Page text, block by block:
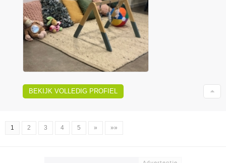
BEKIJK VOLLEDIG PROFIEL
1 2 3 4 5 » »»